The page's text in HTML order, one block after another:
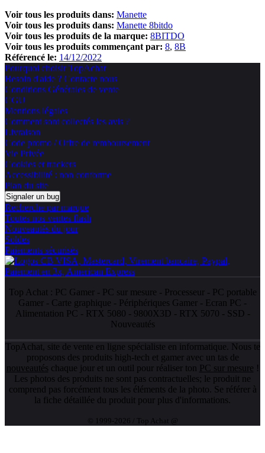
Voir tous les produits dans: Manette
Voir tous les produits dans: Manette 8bitdo
Voir tous les produits de la marque: 8BITDO
Voir tous les produits commençant par: 8 8B
Référencé le: 14/12/2022
Pourquoi choisir TopAchat
Besoin d'aide ? Contacte nous
Conditions Générales de vente
CGU
Mentions légales
Comment sont collectés les avis ?
Livraison
Code promo / Offre de remboursement
Vie Privée
Cookies et trackers
Accessibilité : non conforme
Plan du site
Signaler un bug
Recherche par marque
Toutes nos ventes flash
Nouveautés du jour
Soldes
Paiements sécurisés
Top Achat : PC Gamer- PC sur mesure - Processeur- PC portable
Gamer - Carte graphique - Périphériques Gamer - Ecran PC -
Alimentation PC - RTX 5080 - 9800X3D - RTX 5070 - SSD -
Nouveautés
TopAchat, site de vente en ligne spécialiste en informatique. Nous te
proposons des produits high-tech et gamer avec un tas de
nouveautés chaque jour et un outil pour réaliser ton PC sur mesure !
Les photos des produits ne sont pas contractuelles; le produit ne
comprend pas forcément tous les éléments de la photo. Se référer à
la fiche détaillée du produit pour plus d'informations.
© 1999-2026 / Top Achat @